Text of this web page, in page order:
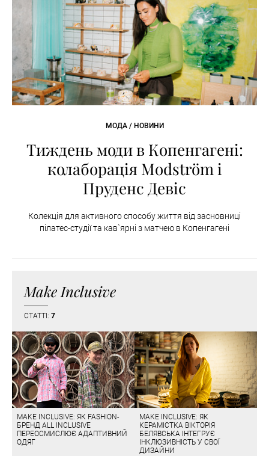
МОДА / НОВИНИ
Тиждень моди в Копенгагені:
колаборація Modström і
Пруденс Девіс
Колекція для активного способу життя від засновниці
пілатес-студії та кав`ярні з матчею в Копенгагені
Make Inclusive
СТАТТІ: 7
MAKE INCLUSIVE: ЯК FASHION-
БРЕНД ALL INCLUSIVE
ПЕРЕОСМИСЛЮЄ АДАПТИВНИЙ
ОДЯГ
MAKE INCLUSIVE: ЯК
КЕРАМІСТКА ВІКТОРІЯ
БЕЛЯВСЬКА ІНТЕГРУЄ
ІНКЛЮЗИВНІСТЬ У СВОЇ
ДИЗАЙНИ